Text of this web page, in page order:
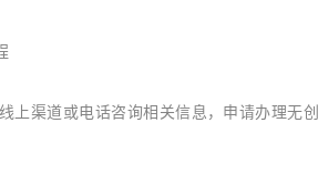
渠道或电话咨询相关信息，申请办理无